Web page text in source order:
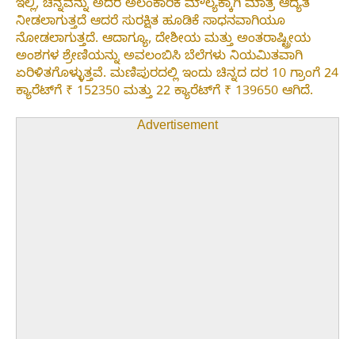
ಇಲ್ಲಿ, ಚಿನ್ನವನ್ನು ಅದರ ಅಲಂಕಾರಿಕ ಮೌಲ್ಯಕ್ಕಾಗಿ ಮಾತ್ರ ಆದ್ಯತೆ
ನೀಡಲಾಗುತ್ತದೆ ಆದರೆ ಸುರಕ್ಷಿತ ಹೂಡಿಕೆ ಸಾಧನವಾಗಿಯೂ
ನೋಡಲಾಗುತ್ತದೆ. ಆದಾಗ್ಯೂ, ದೇಶೀಯ ಮತ್ತು ಅಂತರಾಷ್ಟ್ರೀಯ
ಅಂಶಗಳ ಶ್ರೇಣಿಯನ್ನು ಅವಲಂಬಿಸಿ ಬೆಲೆಗಳು ನಿಯಮಿತವಾಗಿ
ಏರಿಳಿತಗೊಳ್ಳುತ್ತವೆ. ಮಣಿಪುರದಲ್ಲಿ ಇಂದು ಚಿನ್ನದ ದರ 10 ಗ್ರಾಂಗೆ 24
ಕ್ಯಾರೆಟ್‌ಗೆ ₹ 152350 ಮತ್ತು 22 ಕ್ಯಾರೆಟ್‌ಗೆ ₹ 139650 ಆಗಿದೆ.
Advertisement